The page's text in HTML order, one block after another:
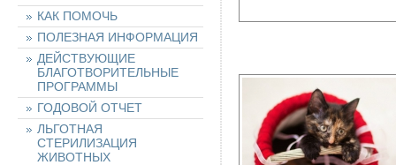
КАК ПОМОЧЬ
ПОЛЕЗНАЯ ИНФОРМАЦИЯ
ДЕЙСТВУЮЩИЕ
БЛАГОТВОРИТЕЛЬНЫЕ
ПРОГРАММЫ
ГОДОВОЙ ОТЧЕТ
ЛЬГОТНАЯ
СТЕРИЛИЗАЦИЯ
ЖИВОТНЫХ